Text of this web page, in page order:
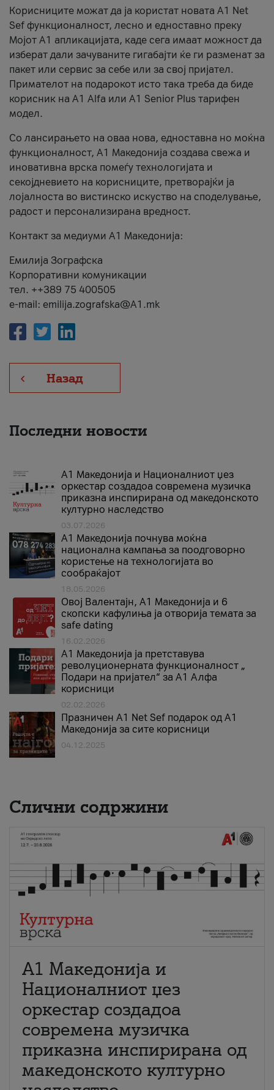
Корисниците можат да ја користат новата А1 Net
Sef функционалност, лесно и едноставно преку
Мојот А1 апликацијата, каде сега имаат можност да
изберат дали зачуваните гигабајти ќе ги разменат за
пакет или сервис за себе или за свој пријател.
Примателот на подарокот исто така треба да биде
корисник на А1 Alfa или A1 Senior Plus тарифен
модел.
Со лансирањето на оваа нова, едноставна но моќна
функционалност, А1 Македонија создава свежа и
иновативна врска помеѓу технологијата и
секојдневието на корисниците, претворајќи ја
лојалноста во вистинско искуство на споделување,
радост и персонализирана вредност.
Контакт за медиуми А1 Македонија:
Емилија Зографска
Корпоративни комуникации
тел. ++389 75 400505
e-mail: emilija.zografska@A1.mk
Назад
Последни новости
А1 Македонија и Националниот џез
оркестар создадоа современа музичка
приказна инспирирана од македонското
културно наследство
03.07.2026
A1 Македонија почнува моќна
национална кампања за поодговорно
користење на технологијата во
сообраќајот
18.05.2026
Овој Валентајн, A1 Македонија и 6
скопски кафулиња ја отворија темата за
safe dating
16.02.2026
А1 Македонија ја претставува
револуционерната функционалност „
Подари на пријател“ за А1 Алфа
корисници
02.02.2026
Празничен A1 Net Sеf подарок од А1
Македонија за сите корисници
04.12.2025
Слични содржини
А1 Македонија и
Националниот џез
оркестар создадоа
современа музичка
приказна инспирирана од
македонското културно